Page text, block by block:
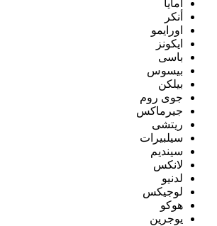
أمايا
أنكر
اورايمو
ايكونز
باسى
بيسوس
بيلكن
جوى روم
جيرماكس
ريتشى
سيلبيرات
سينديم
لانكس
لدنيو
لوجيكس
هوكو
يوجرين